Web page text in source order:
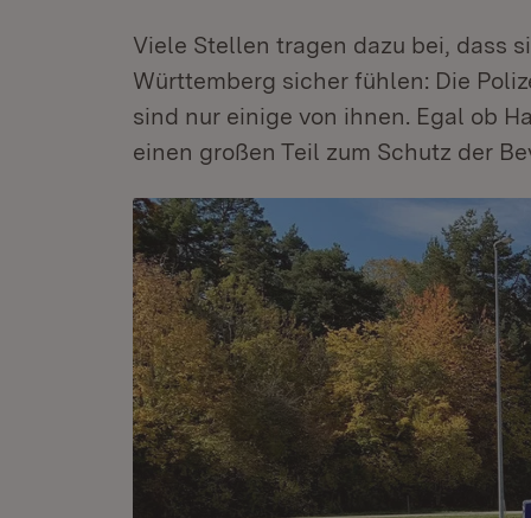
Viele Stellen tragen dazu bei, dass
Württemberg sicher fühlen: Die
sind nur einige von ihnen. Egal ob
einen großen Teil zum Schutz der